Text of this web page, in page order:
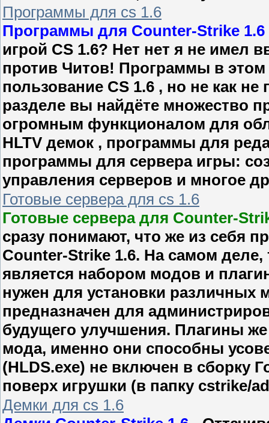
Программы для cs 1.6
Программы для Counter-Strike 1.6
игрой CS 1.6? Нет нет я не имел
против Читов! Программы в этом
пользование CS 1.6 , но не как
разделе вы найдёте множество
огромным функционалом для
HLTV демок , программы для
программы для сервера игры:
управления серверов и многое
Готовые сервера для cs 1.6
Готовые сервера для Counter-
сразу понимают, что же из себя
Counter-Strike 1.6. На самом
является набором модов и
нужен для установки различных
предназначен для
будущего улучшения. Плагины
мода, именно они способны
(HLDS.exe) не включен в сборку
поверх игрушки (в папку cstrike/
Демки для cs 1.6